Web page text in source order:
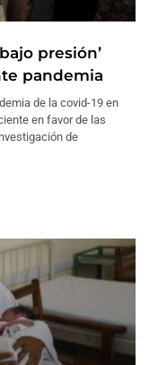
presión’
pandemia
de la covid-19 en
en favor de las
de